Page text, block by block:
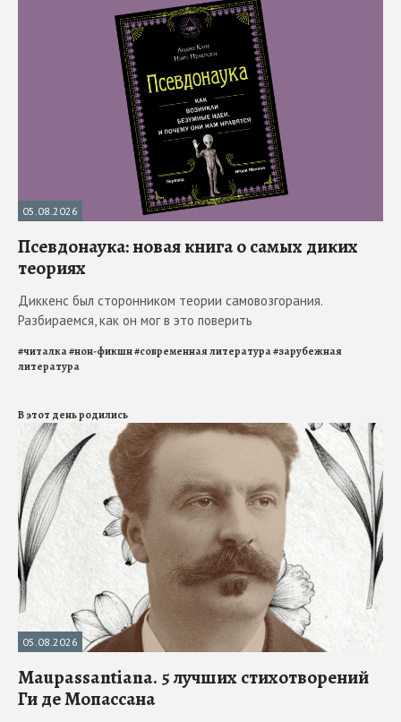
05.08.2026
Псевдонаука: новая книга о самых диких
теориях
Диккенс был сторонником теории самовозгорания.
Разбираемся, как он мог в это поверить
#читалка#нон-фикшн#современная литература#зарубежная
литература
В этот день родились
05.08.2026
Maupassantiana. 5 лучших стихотворений
Ги де Мопассана